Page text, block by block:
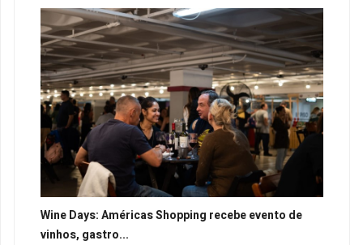
Wine Days: Américas Shopping recebe evento de
vinhos, gastro...